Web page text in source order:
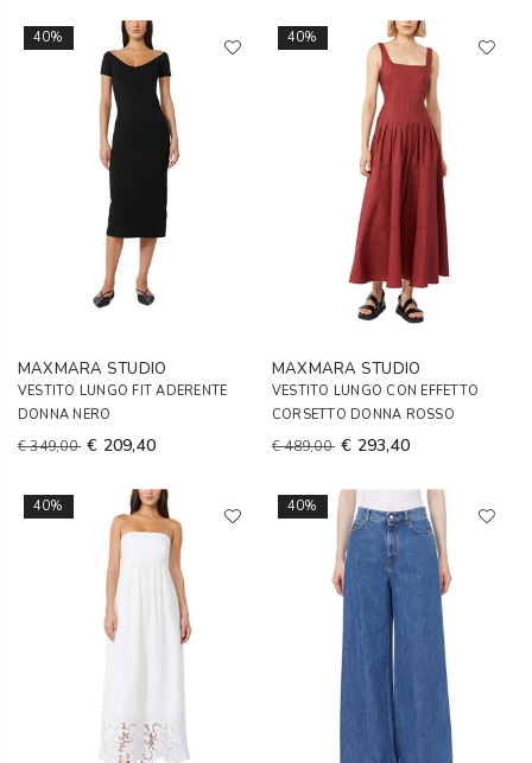
40%
MAXMARA STUDIO
VESTITO LUNGO FIT ADERENTE
DONNA NERO
€ 349,00 € 209,40
40%
MAXMARA STUDIO
VESTITO LUNGO CON EFFETTO
CORSETTO DONNA ROSSO
€ 489,00 € 293,40
40% 40%